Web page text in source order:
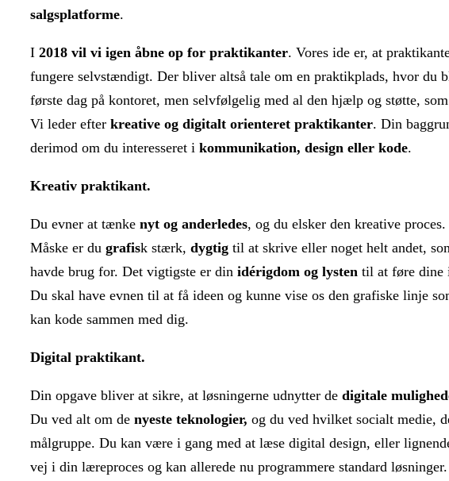
salgsplatforme.
I 2018 vil vi igen åbne op for praktikanter. Vores ide er, at
fungere selvstændigt. Der bliver altså tale om en praktikplads, hvor du
første dag på kontoret, men selvfølgelig med al den hjælp og støtte,
Vi leder efter kreative og digitalt orienteret praktikanter. Din
derimod om du interesseret i kommunikation, design eller kode.
Kreativ praktikant.
Du evner at tænke nyt og anderledes, og du elsker den kreative proces.
Måske er du grafisk stærk, dygtig til at skrive eller noget helt andet,
havde brug for. Det vigtigste er din idérigdom og lysten til at føre dine
Du skal have evnen til at få ideen og kunne vise os den grafiske linje
kan kode sammen med dig.
Digital praktikant.
Din opgave bliver at sikre, at løsningerne udnytter de digitale
Du ved alt om de nyeste teknologier, og du ved hvilket socialt medie,
målgruppe. Du kan være i gang med at læse digital design, eller
vej i din læreproces og kan allerede nu programmere standard